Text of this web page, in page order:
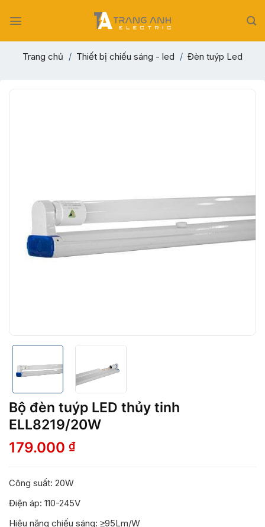
Trang chủ / Thiết bị chiếu sáng - led / Đèn tuýp Led
Bộ đèn tuýp LED thủy tinh
ELL8219/20W
179.000 ₫
Công suất: 20W
Điện áp: 110-245V
Hiệu năng chiếu sáng: ≥95Lm/W